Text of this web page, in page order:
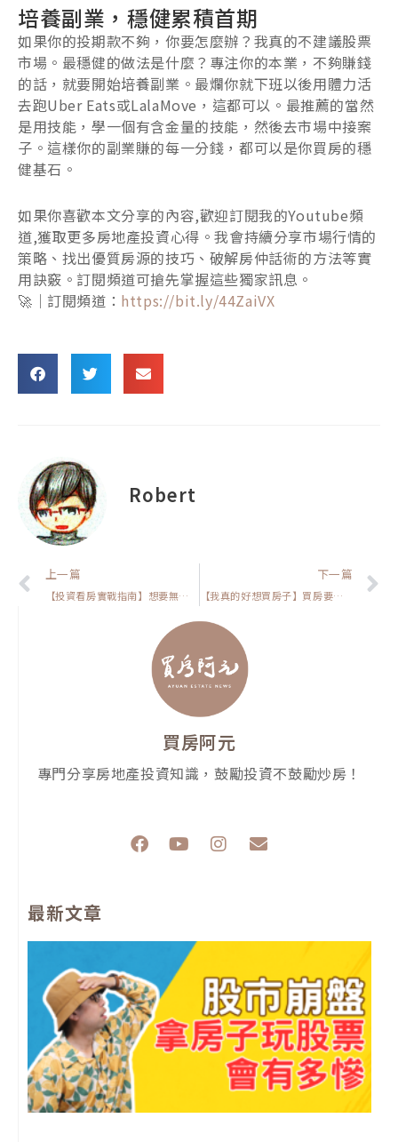
培養副業，穩健累積首期
如果你的投期款不夠，你要怎麼辦？我真的不建議股票
市場。最穩健的做法是什麼？專注你的本業，不夠賺錢
的話，就要開始培養副業。最爛你就下班以後用體力活
去跑Uber Eats或LalaMove，這都可以。最推薦的當然
是用技能，學一個有含金量的技能，然後去市場中接案
子。這樣你的副業賺的每一分錢，都可以是你買房的穩
健基石。
如果你喜歡本文分享的內容,歡迎訂閱我的Youtube頻
道,獲取更多房地產投資心得。我會持續分享市場行情的
策略、找出優質房源的技巧、破解房仲話術的方法等實
用訣竅。訂閱頻道可搶先掌握這些獨家訊息。
🚀｜訂閱頻道： https://bit.ly/44ZaiVX
Robert
上一頁
上一篇
【投資看房實戰指南】想要無痛換房嗎?只要少了這個要素你就只能碰運氣
下一篇
【我真的好想買房子】買房要在意街景嗎?為什麼這樣可能讓你損失慘重
買房阿元
專門分享房地產投資知識，鼓勵投資不鼓勵炒房！
F
a
o
Y
e
I
r
m
E
p
最新文章